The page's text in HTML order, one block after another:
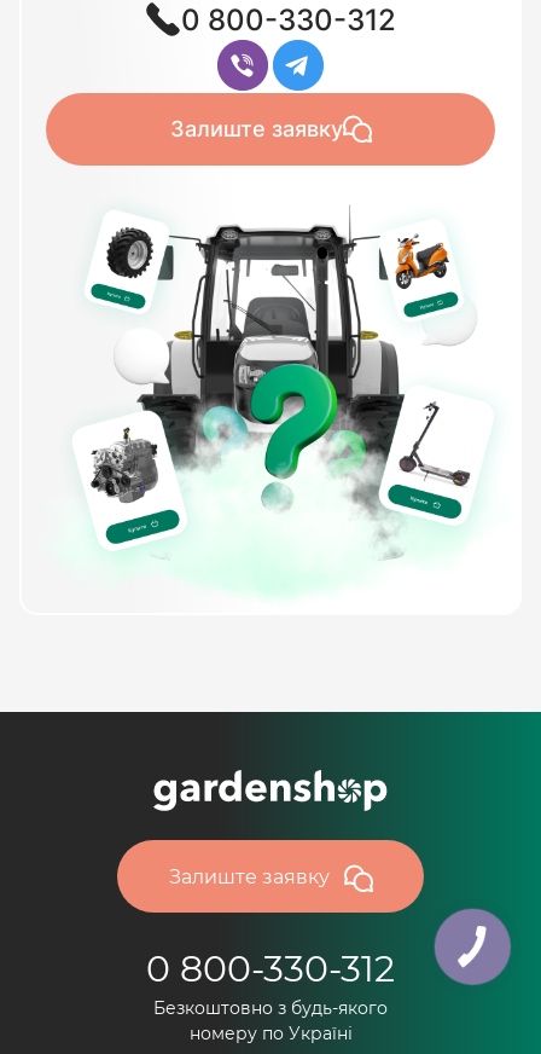
0 800-330-312
Залиште заявку
Залиште заявку
0 800-330-312
Безкоштовно з будь-якого
номеру по Україні